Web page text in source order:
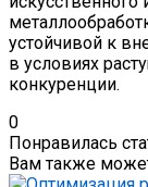
устойчивой к
в условиях
конкуренции.
0
Понравилась
Вам также